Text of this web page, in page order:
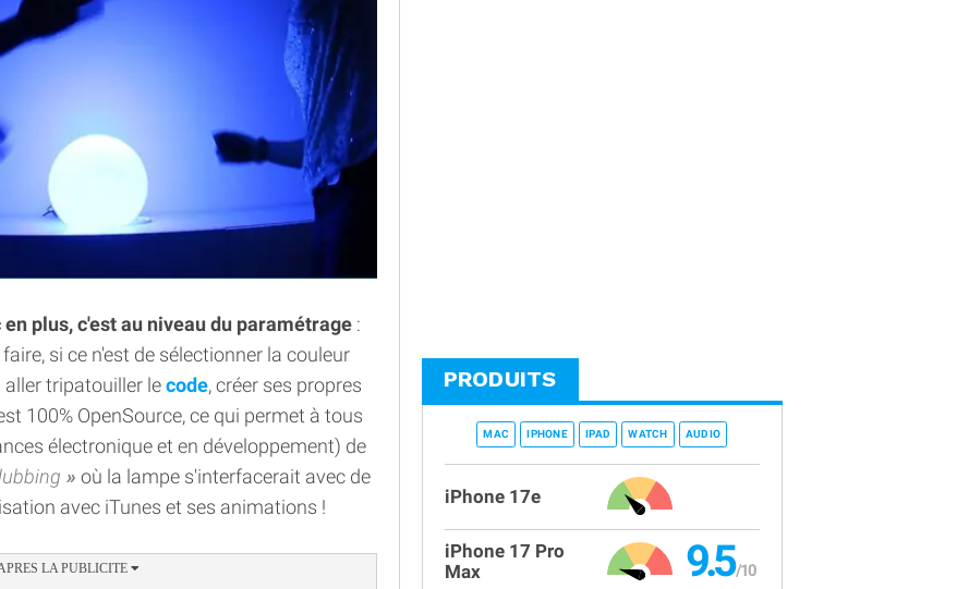
plus, c'est au niveau du paramétrage :
si ce n'est de sélectionner la couleur
tripatouiller lecode, créer ses propres
100% OpenSource, ce qui permet à tous
électronique et en développement) de
où la lampe s'interfacerait avec de
avec iTunes et ses animations !
PRODUITS
MAC IPHONE IPAD WATCH AUDIO
iPhone 17e
iPhone 17 Pro
Max
9.5